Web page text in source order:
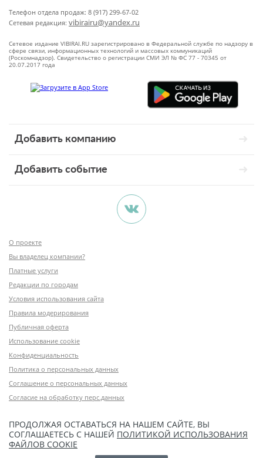
Телефон отдела продаж: 8 (917) 299-67-02
Сетевая редакция: vibirairu@yandex.ru
Сетевое издание VIBIRAI.RU зарегистрировано в Федеральной службе по надзору в
сфере связи, информационных технологий и массовых коммуникаций
(Роскомнадзор). Свидетельство о регистрации СМИ ЭЛ № ФС 77 - 70345 от
20.07.2017 года
Добавить компанию
Добавить событие
О проекте
Вы владелец компании?
Платные услуги
Редакции по городам
Условия использования сайта
Правила модерирования
Публичная оферта
Использование cookie
Конфиденциальность
Политика о персональных данных
Соглашение о персональных данных
Согласие на обработку перс.данных
ПРОДОЛЖАЯ ОСТАВАТЬСЯ НА НАШЕМ САЙТЕ, ВЫ
СОГЛАШАЕТЕСЬ С НАШЕЙ ПОЛИТИКОЙ ИСПОЛЬЗОВАНИЯ
ФАЙЛОВ COOKIE